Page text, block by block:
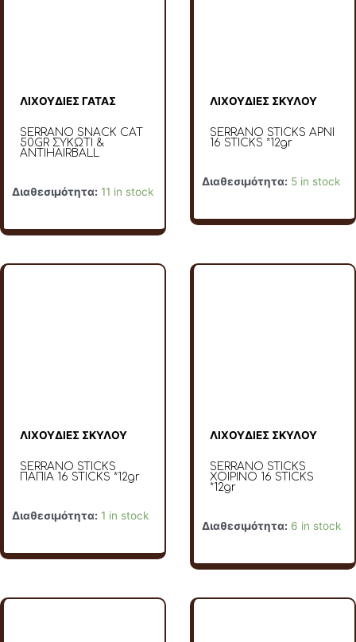
ΛΙΧΟΥΔΙΕΣ ΓΑΤΑΣ
SERRANO SNACK CAT
50GR ΣΥΚΩΤΙ &
ANTIHAIRBALL
Διαθεσιμότητα: 11 in stock
ΛΙΧΟΥΔΙΕΣ ΣΚΥΛΟΥ
SERRANO STICKS ΑΡΝΙ
16 STICKS *12gr
Διαθεσιμότητα: 5 in stock
ΛΙΧΟΥΔΙΕΣ ΣΚΥΛΟΥ
SERRANO STICKS
ΠΑΠΙΑ 16 STICKS *12gr
Διαθεσιμότητα: 1 in stock
ΛΙΧΟΥΔΙΕΣ ΣΚΥΛΟΥ
SERRANO STICKS
ΧΟΙΡΙΝΟ 16 STICKS
*12gr
Διαθεσιμότητα: 6 in stock